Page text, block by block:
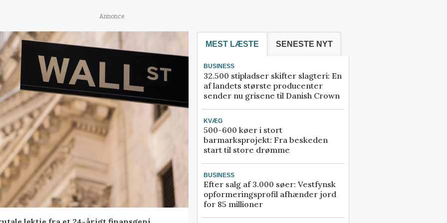
Annonce
MEST LÆSTE SENESTE NYT
BUSINESS
32.500 stipladser skifter slagteri: En
af landets største producenter
sender nu grisene til Danish Crown
KVÆG
500-600 køer i stort
barmarksprojekt: Fra beskeden
start til store drømme
BUSINESS
Efter salg af 3.000 søer: Vestfynsk
opformeringsprofil afhænder jord
for 85 millioner